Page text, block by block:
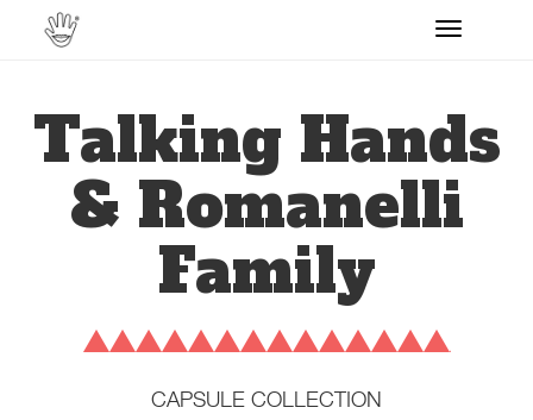
Toggle
Talking Hands
& Romanelli
Family
CAPSULE COLLECTION